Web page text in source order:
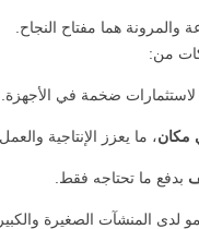
والمرونة هما مفتاح النجاح.
من:
ضخمة في الأجهزة.
مكان، ما يعزز الإنتاجية
بدفع ما تحتاجه فقط.
لدى المنشآت الصغيرة